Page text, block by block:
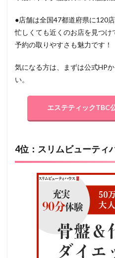
●店舗は全国47都道府県に120
忙しくても近くのお店を見つけ
予約の取りやすさも魅力です！
気になる方は、まずは公式HP
い。
エステティックTBC
4位：スリムビューティ